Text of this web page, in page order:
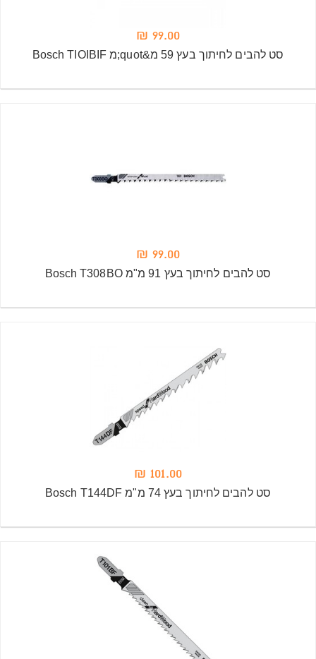
99.00 ₪
סט להבים לחיתוך בעץ 59 מ&quot;מ Bosch TIOIBIF
99.00 ₪
סט להבים לחיתוך בעץ 91 מ"מ Bosch T308BO
101.00 ₪
סט להבים לחיתוך בעץ 74 מ"מ Bosch T144DF